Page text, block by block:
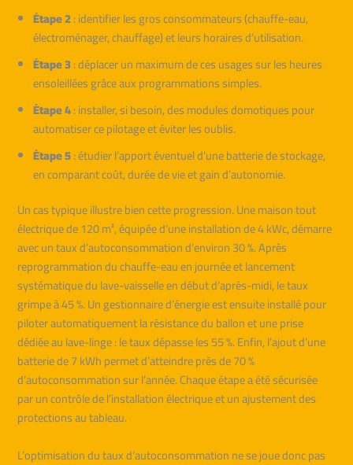
Étape 2: identifier les gros consommateurs (chauffe-eau,
électroménager, chauffage) et leurs horaires d’utilisation.
Étape 3: déplacer un maximum de ces usages sur les heures
ensoleillées grâce aux programmations simples.
Étape 4: installer, si besoin, des modules domotiques pour
automatiser ce pilotage et éviter les oublis.
Étape 5: étudier l’apport éventuel d’une batterie de stockage,
en comparant coût, durée de vie et gain d’autonomie.
Un cas typique illustre bien cette progression. Une maison tout
électrique de 120 m², équipée d’une installation de 4 kWc, démarre
avec un taux d’autoconsommation d’environ 30 %. Après
reprogrammation du chauffe-eau en journée et lancement
systématique du lave-vaisselle en début d’après-midi, le taux
grimpe à 45 %. Un gestionnaire d’énergie est ensuite installé pour
piloter automatiquement la résistance du ballon et une prise
dédiée au lave-linge : le taux dépasse les 55 %. Enfin, l’ajout d’une
batterie de 7 kWh permet d’atteindre près de 70 %
d’autoconsommation sur l’année. Chaque étape a été sécurisée
par un contrôle de l’installation électrique et un ajustement des
protections au tableau.
L’optimisation du taux d’autoconsommation ne se joue donc pas